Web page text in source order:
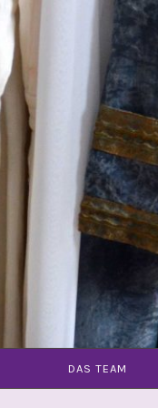
DAS TEAM